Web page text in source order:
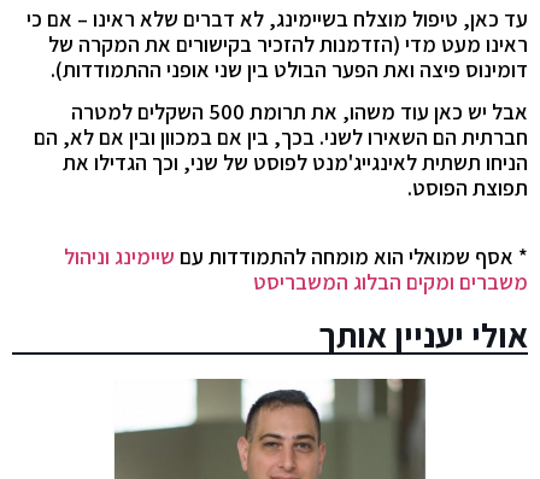
עד כאן, טיפול מוצלח בשיימינג, לא דברים שלא ראינו – אם כי
ראינו מעט מדי (הזדמנות להזכיר בקישורים את המקרה של
דומינוס פיצה ואת הפער הבולט בין שני אופני ההתמודדות).
אבל יש כאן עוד משהו, את תרומת 500 השקלים למטרה
חברתית הם השאירו לשני. בכך, בין אם במכוון ובין אם לא, הם
הניחו תשתית לאינגייג'מנט לפוסט של שני, וכך הגדילו את
תפוצת הפוסט.
* אסף שמואלי הוא מומחה להתמודדות עם שיימינג וניהול
משברים ומקים הבלוג המשבריסט
אולי יעניין אותך